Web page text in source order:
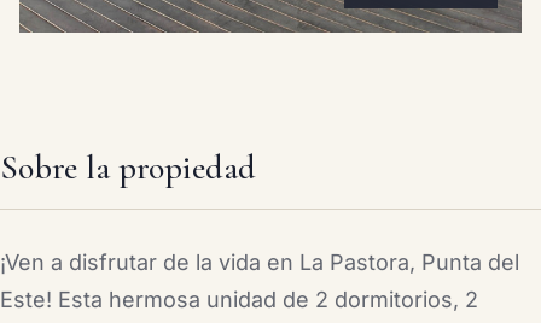
Sobre la propiedad
¡Ven a disfrutar de la vida en La Pastora, Punta del
Este! Esta hermosa unidad de 2 dormitorios, 2